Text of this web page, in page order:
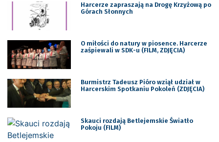
Harcerze zapraszają na Drogę Krzyżową po
Górach Słonnych
O miłości do natury w piosence. Harcerze
zaśpiewali w SDK-u (FILM, ZDJĘCIA)
Burmistrz Tadeusz Pióro wziął udział w
Harcerskim Spotkaniu Pokoleń (ZDJĘCIA)
Skauci rozdają Betlejemskie Światło
Pokoju (FILM)